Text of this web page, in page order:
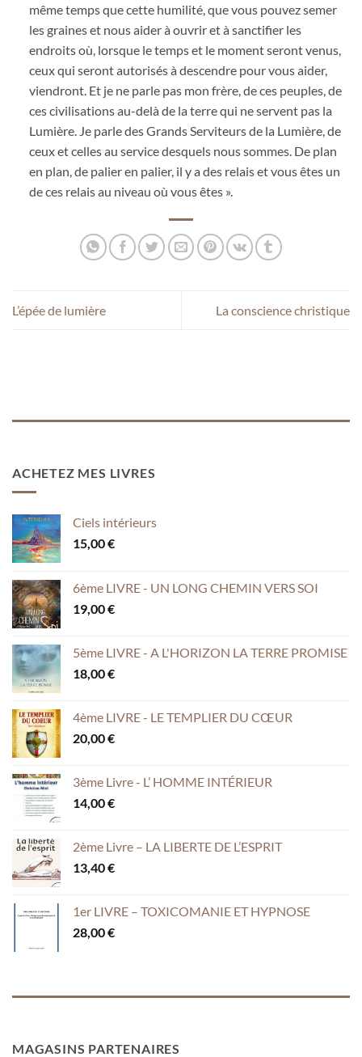
même temps que cette humilité, que vous pouvez semer
les graines et nous aider à ouvrir et à sanctifier les
endroits où, lorsque le temps et le moment seront venus,
ceux qui seront autorisés à descendre pour vous aider,
viendront. Et je ne parle pas mon frère, de ces peuples, de
ces civilisations au-delà de la terre qui ne servent pas la
Lumière. Je parle des Grands Serviteurs de la Lumière, de
ceux et celles au service desquels nous sommes. De plan
en plan, de palier en palier, il y a des relais et vous êtes un
de ces relais au niveau où vous êtes ».
L’épée de lumière La conscience christique
ACHETEZ MES LIVRES
Ciels intérieurs
15,00€
6ème LIVRE - UN LONG CHEMIN VERS SOI
19,00€
5ème LIVRE - A L'HORIZON LA TERRE PROMISE
18,00€
4ème LIVRE - LE TEMPLIER DU CŒUR
20,00€
3ème Livre - L’ HOMME INTÉRIEUR
14,00€
2ème Livre – LA LIBERTE DE L’ESPRIT
13,40€
1er LIVRE – TOXICOMANIE ET HYPNOSE
28,00€
MAGASINS PARTENAIRES